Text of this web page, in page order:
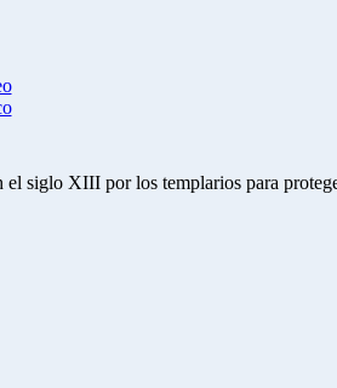
el siglo XIII por los templarios para